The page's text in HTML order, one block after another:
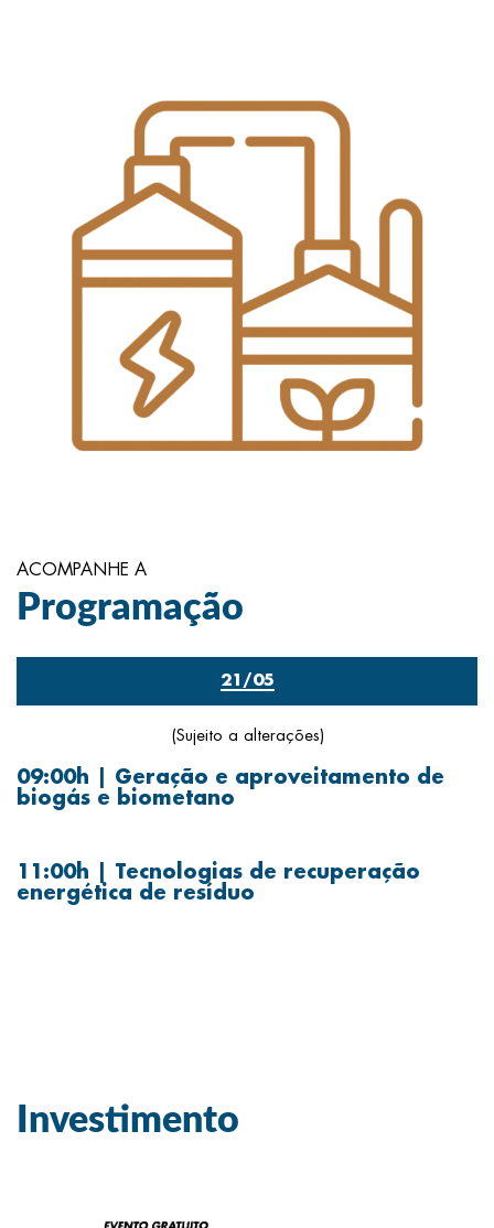
ACOMPANHE A
Programação
21/05
(Sujeito a alterações)
09:00h | Geração e aproveitamento de
biogás e biometano
11:00h | Tecnologias de recuperação
energética de resíduo
Investimento